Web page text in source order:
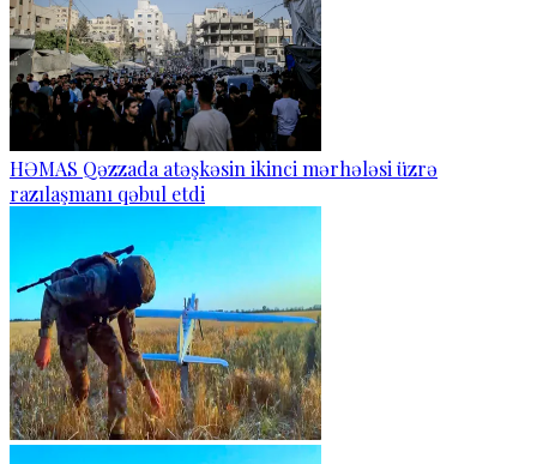
HƏMAS Qəzzada atəşkəsin ikinci mərhələsi üzrə
razılaşmanı qəbul etdi